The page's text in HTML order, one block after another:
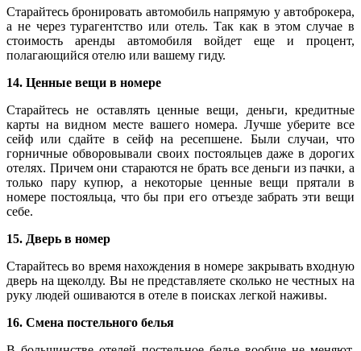
Старайтесь бронировать автомобиль напрямую у автоброкера,
а не через турагентство или отель. Так как в этом случае в
стоимость аренды автомобиля войдет еще и процент,
полагающийся отелю или вашему гиду.
14. Ценные вещи в номере
Старайтесь не оставлять ценные вещи, деньги, кредитные
карты на видном месте вашего номера. Лучше уберите все
сейф или сдайте в сейф на ресепшене. Были случаи, что
горничные обворовывали своих постояльцев даже в дорогих
отелях. Причем они стараются не брать все деньги из пачки, а
только пару купюр, а некоторые ценные вещи прятали в
номере постояльца, что бы при его отъезде забрать эти вещи
себе.
15. Дверь в номер
Старайтесь во время нахождения в номере закрывать входную
дверь на щеколду. Вы не представляете сколько не честных на
руку людей ошиваются в отеле в поисках легкой наживы.
16. Смена постельного белья